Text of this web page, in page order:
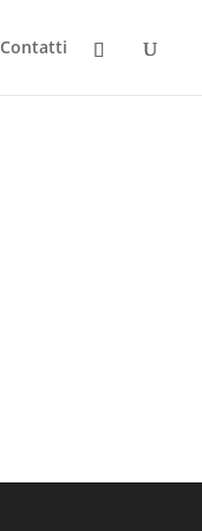
Contatti